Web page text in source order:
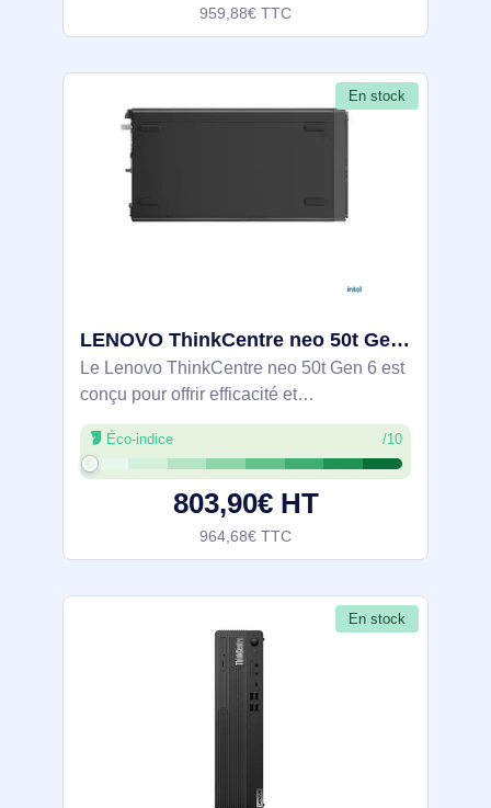
959,88€ TTC
En stock
LENOVO ThinkCentre neo 50t Gen 6 Intel Core Ultra 5 225 8Go 256Go SSD M.2 2280 PCIe Intel Graphics W - 13BD007SFR
Le Lenovo ThinkCentre neo 50t Gen 6 est
conçu pour offrir efficacité et
performances. Équipé d'un processeur
Intel Core Ultra 5 à 10 cœurs, il atteint une
vitesse maximale de 4,9 GHz, ce qui
Éco-indice /10
803,90€ HT
964,68€ TTC
En stock